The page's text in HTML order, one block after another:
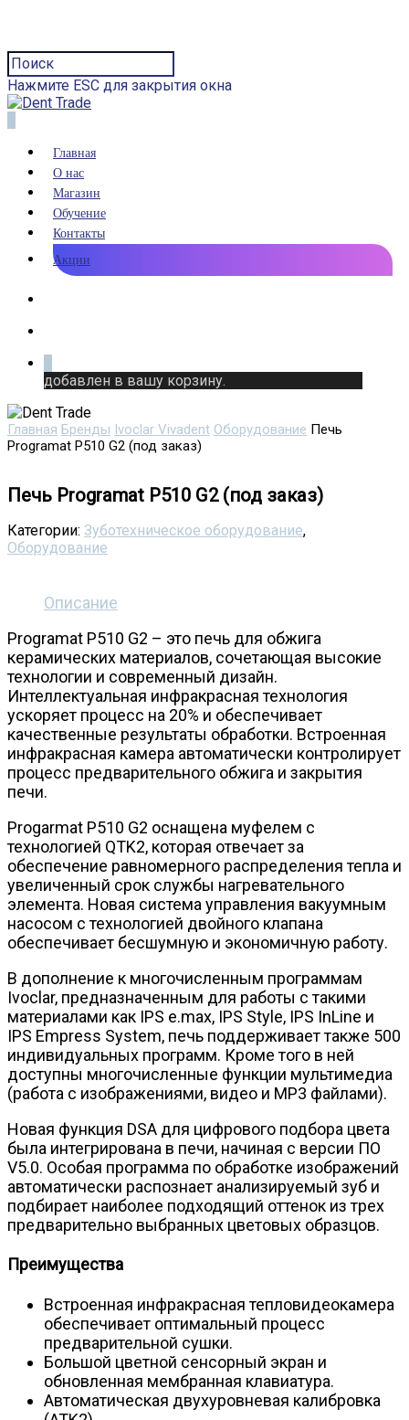
Нажмите ESC для закрытия окна
Главная
О нас
Магазин
Обучение
Контакты
Акции
добавлен в вашу корзину.
Главная Бренды Ivoclar Vivadent Оборудование Печь
Programat P510 G2 (под заказ)
Печь Programat P510 G2 (под заказ)
Категории: Зуботехническое оборудование,
Оборудование
Описание
Programat P510 G2 – это печь для обжига
керамических материалов, сочетающая высокие
технологии и современный дизайн.
Интеллектуальная инфракрасная технология
ускоряет процесс на 20% и обеспечивает
качественные результаты обработки. Встроенная
инфракрасная камера автоматически контролирует
процесс предварительного обжига и закрытия
печи.
Progarmat P510 G2 оснащена муфелем с
технологией QTK2, которая отвечает за
обеспечение равномерного распределения тепла и
увеличенный срок службы нагревательного
элемента. Новая система управления вакуумным
насосом с технологией двойного клапана
обеспечивает бесшумную и экономичную работу.
В дополнение к многочисленным программам
Ivoclar, предназначенным для работы с такими
материалами как IPS e.max, IPS Style, IPS InLine и
IPS Empress System, печь поддерживает также 500
индивидуальных программ. Кроме того в ней
доступны многочисленные функции мультимедиа
(работа с изображениями, видео и MP3 файлами).
Новая функция DSA для цифрового подбора цвета
была интегрирована в печи, начиная с версии ПО
V5.0. Особая программа по обработке изображений
автоматически распознает анализируемый зуб и
подбирает наиболее подходящий оттенок из трех
предварительно выбранных цветовых образцов.
Преимущества
Встроенная инфракрасная тепловидеокамера
обеспечивает оптимальный процесс
предварительной сушки.
Большой цветной сенсорный экран и
обновленная мембранная клавиатура.
Автоматическая двухуровневая калибровка